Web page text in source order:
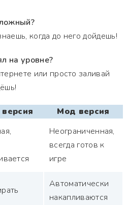
когда до него дойдешь!
на уровне?
или просто заливай
Мод версия
Неограниченная,
всегда готов к
игре
Автоматически
накапливаются